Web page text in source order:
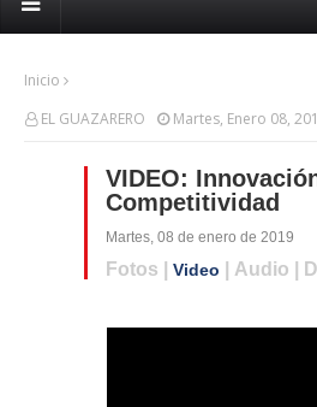
Inicio
EL GUAZARERO
Martes, Enero 08,
VIDEO:
Competitividad
Martes, 08 de enero de 2019
Fotos | Video | Audio |